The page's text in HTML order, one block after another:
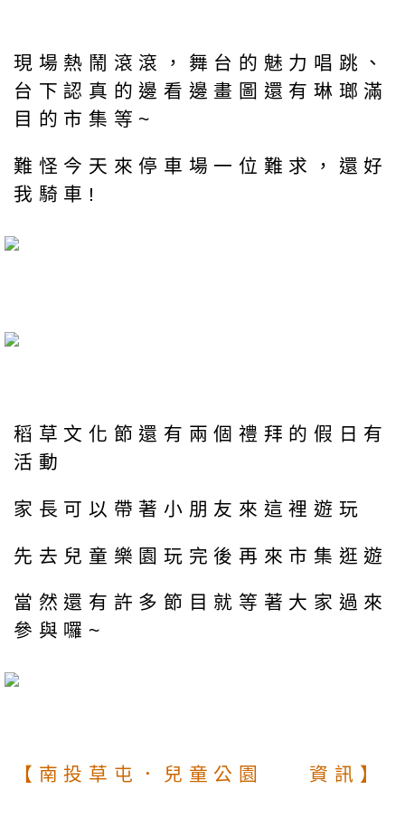
現場熱鬧滾滾，舞台的魅力唱跳、
台下認真的邊看邊畫圖還有琳瑯滿
目的市集等~
難怪今天來停車場一位難求，還好
我騎車!
稻草文化節還有兩個禮拜的假日有
活動
家長可以帶著小朋友來這裡遊玩
先去兒童樂園玩完後再來市集逛遊
當然還有許多節目就等著大家過來
參與囉~
【南投草屯．兒童公園 資訊】